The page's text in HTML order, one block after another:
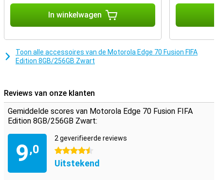
In winkelwagen
Toon alle accessoires van de Motorola Edge 70 Fusion FIFA
Edition 8GB/256GB Zwart
Reviews van onze klanten
Gemiddelde scores van Motorola Edge 70 Fusion FIFA
Edition 8GB/256GB Zwart:
9,0
2 geverifieerde reviews
4.5 sterren
Uitstekend